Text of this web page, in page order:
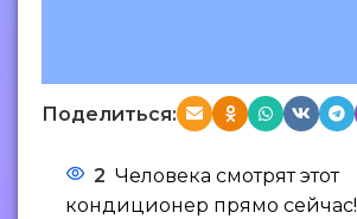
Поделиться:
2 Человека смотрят этот
кондиционер прямо сейчас!